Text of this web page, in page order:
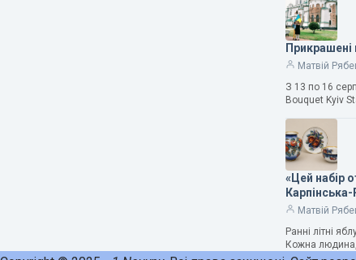
Прикрашені
Матвій
З 13 по 16
Bouquet Kyiv
«Цей набір
Матвій
Ранні літні
Кожна